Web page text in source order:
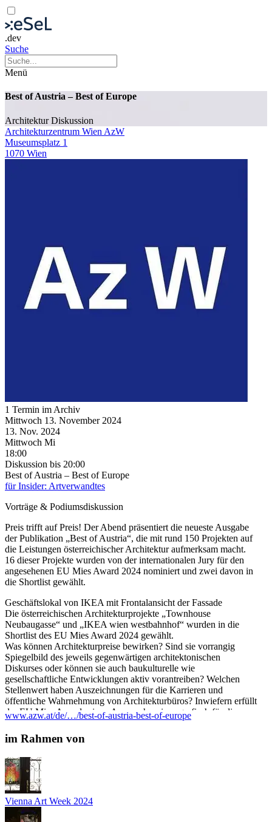
.dev
Suche
Menü
Best of Austria – Best of Europe
ArchitekturDiskussion
Architekturzentrum Wien AzW
Museumsplatz 1
1070 Wien
1 Termin im Archiv
Mittwoch 13. November 2024
13. Nov. 2024
Mittwoch Mi
18:00
Diskussion bis 20:00
Best of Austria – Best of Europe
für Insider: Artverwandtes
Vorträge & Podiumsdiskussion
Preis trifft auf Preis! Der Abend präsentiert die neueste Ausgabe
der Publikation „Best of Austria“, die mit rund 150 Projekten auf
die Leistungen österreichischer Architektur aufmerksam macht.
16 dieser Projekte wurden von der internationalen Jury für den
angesehenen EU Mies Award 2024 nominiert und zwei davon in
die Shortlist gewählt.
Geschäftslokal von IKEA mit Frontalansicht der Fassade
Die österreichischen Architekturprojekte „Townhouse
Neubaugasse“ und „IKEA wien westbahnhof“ wurden in die
Shortlist des EU Mies Award 2024 gewählt.
Was können Architekturpreise bewirken? Sind sie vorrangig
Spiegelbild des jeweils gegenwärtigen architektonischen
Diskurses oder können sie auch baukulturelle wie
gesellschaftliche Entwicklungen aktiv vorantreiben? Welchen
Stellenwert haben Auszeichnungen für die Karrieren und
öffentliche Wahrnehmung von Architekturbüros? Inwiefern erfüllt
der EU Mies Award seinen Anspruch, seismografisch für die
europäische Baukultur zu sein, und welche Veränderungen bilden
sich in der Publikationsreihe „Best of Austria“ ab?
Leitung Abteilung Architektur, Baukultur und Denkmalschutz,
BMKÖS
Projektpräsentationen: PSLA Architekten, Townhouse
Neubaugasse; querkraft, IKEA wien westbahnhof
www.azw.at/de/…/best-of-austria-best-of-europe
im Rahmen von
Vienna Art Week 2024